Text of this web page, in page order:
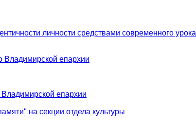
личности средствами современного
Владимирской епархии
Владимирской епархии
на секции отдела культуры